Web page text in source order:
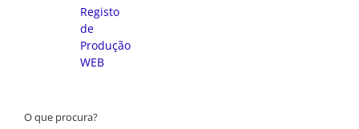
O que procura?